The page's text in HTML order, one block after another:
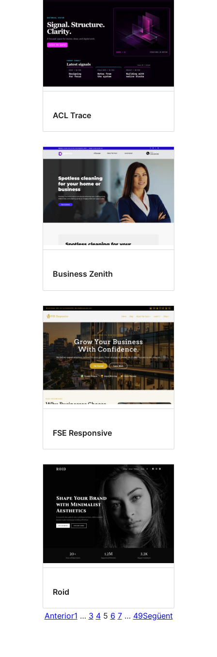
ACL Trace
Business Zenith
FSE Responsive
Roid
Anterior1 … 3 4 5 6 7 … 49Següent